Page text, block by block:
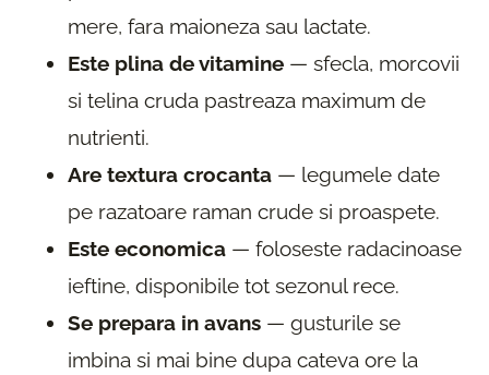
mere, fara maioneza sau lactate.
Este plina de vitamine — sfecla, morcovii
si telina cruda pastreaza maximum de
nutrienti.
Are textura crocanta — legumele date
pe razatoare raman crude si proaspete.
Este economica — foloseste radacinoase
ieftine, disponibile tot sezonul rece.
Se prepara in avans — gusturile se
imbina si mai bine dupa cateva ore la